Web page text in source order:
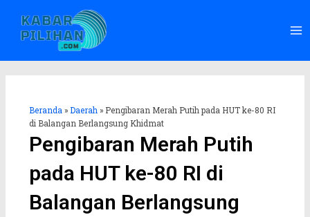
konten
Beranda » Daerah » Pengibaran Merah Putih pada HUT ke-80 RI
di Balangan Berlangsung Khidmat
Pengibaran Merah Putih
pada HUT ke-80 RI di
Balangan Berlangsung